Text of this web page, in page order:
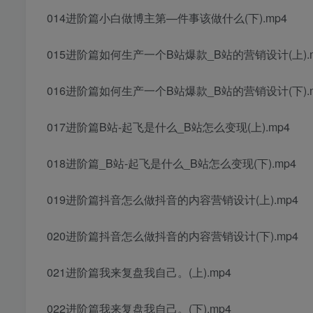
014进阶篇小白做博主第—件事该做什么(下).mp4
015进阶篇如何生产一个B站爆款_B站的营销设计(上
016进阶篇如何生产一个B站爆款_B站的营销设计(下
017进阶篇B站-起飞是什么_B站怎么变现(上).mp4
018进阶篇_B站-起飞是什么_B站怎么变现(下).mp4
019进阶篇抖音怎么做抖音的内容营销设计(上).mp4
020进阶篇抖音怎么做抖音的内容营销设计(下).mp4
021进阶篇我来复盘我自己。(上).mp4
022进阶篇我来复盘我自己。(下).mp4